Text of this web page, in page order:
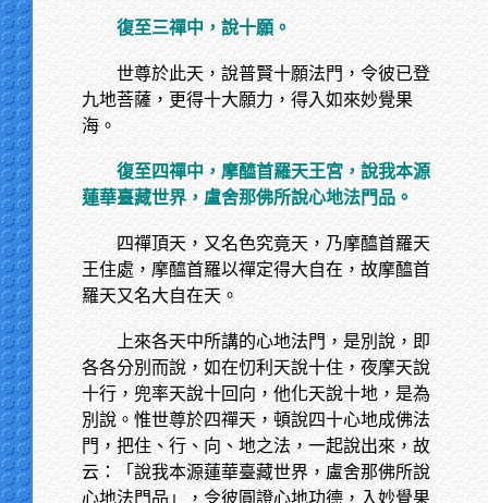
復至三禪中，說十願。
世尊於此天，說普賢十願法門，令彼已登
九地菩薩，更得十大願力，得入如來妙覺果
海。
復至四禪中，摩醯首羅天王宮，說我本源
蓮華臺藏世界，盧舍那佛所說心地法門品。
四禪頂天，又名色究竟天，乃摩醯首羅天
王住處，摩醯首羅以禪定得大自在，故摩醯首
羅天又名大自在天。
上來各天中所講的心地法門，是別說，即
各各分別而說，如在忉利天說十住，夜摩天說
十行，兜率天說十回向，他化天說十地，是為
別說。惟世尊於四禪天，頓說四十心地成佛法
門，把住、行、向、地之法，一起說出來，故
云：「說我本源蓮華臺藏世界，盧舍那佛所說
心地法門品」，令彼圓證心地功德，入妙覺果